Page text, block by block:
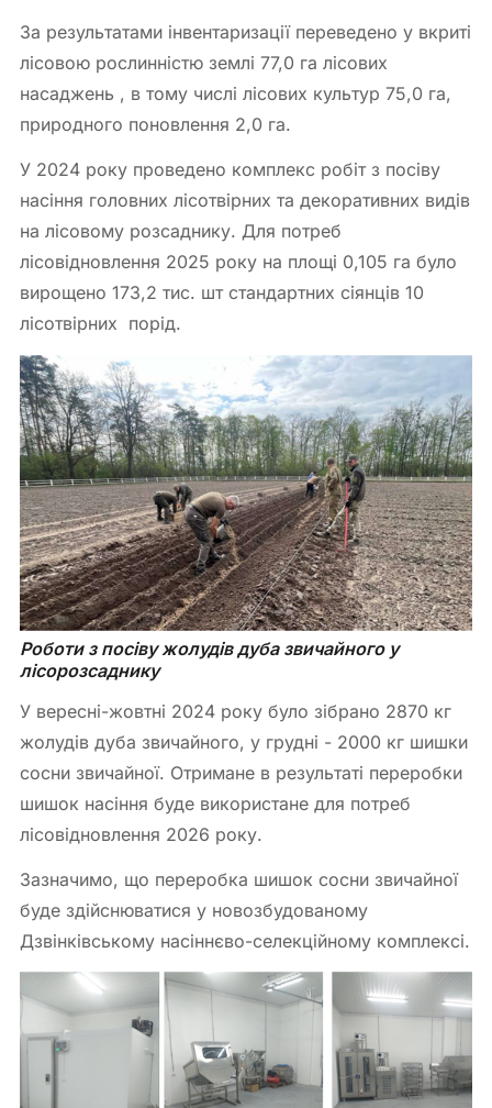
За результатами інвентаризації переведено у вкриті
лісовою рослинністю землі 77,0 га лісових
насаджень , в тому числі лісових культур 75,0 га,
природного поновлення 2,0 га.
У 2024 року проведено комплекс робіт з посіву
насіння головних лісотвірних та декоративних видів
на лісовому розсаднику. Для потреб
лісовідновлення 2025 року на площі 0,105 га було
вирощено 173,2 тис. шт стандартних сіянців 10
лісотвірних порід.
Роботи з посіву жолудів дуба звичайного у
лісорозсаднику
У вересні-жовтні 2024 року було зібрано 2870 кг
жолудів дуба звичайного, у грудні - 2000 кг шишки
сосни звичайної. Отримане в результаті переробки
шишок насіння буде використане для потреб
лісовідновлення 2026 року.
Зазначимо, що переробка шишок сосни звичайної
буде здійснюватися у новозбудованому
Дзвінківському насіннєво-селекційному комплексі.